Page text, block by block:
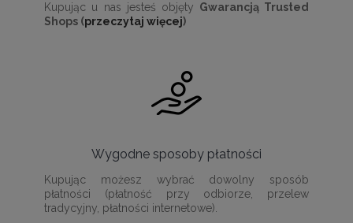
Kupując u nas jesteś objęty Gwarancją Trusted
Shops (przeczytaj więcej)
Wygodne sposoby płatności
Kupując możesz wybrać dowolny sposób
płatności (płatność przy odbiorze, przelew
tradycyjny, płatności internetowe).